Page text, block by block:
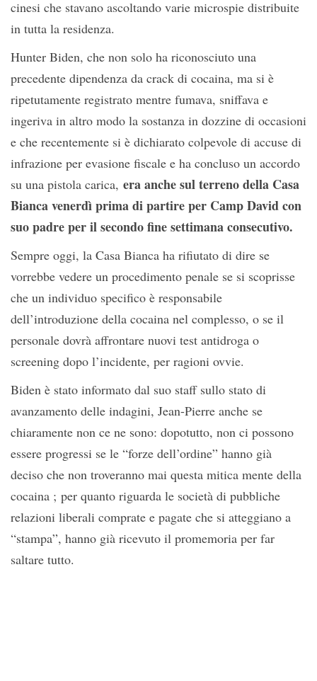
cinesi che stavano ascoltando varie microspie distribuite
in tutta la residenza.
Hunter Biden, che non solo ha riconosciuto una
precedente dipendenza da crack di cocaina, ma si è
ripetutamente registrato mentre fumava, sniffava e
ingeriva in altro modo la sostanza in dozzine di occasioni
e che recentemente si è dichiarato colpevole di accuse di
infrazione per evasione fiscale e ha concluso un accordo
su una pistola carica, era anche sul terreno della Casa
Bianca venerdì prima di partire per Camp David con
suo padre per il secondo fine settimana consecutivo.
Sempre oggi, la Casa Bianca ha rifiutato di dire se
vorrebbe vedere un procedimento penale se si scoprisse
che un individuo specifico è responsabile
dell’introduzione della cocaina nel complesso, o se il
personale dovrà affrontare nuovi test antidroga o
screening dopo l’incidente, per ragioni ovvie.
Biden è stato informato dal suo staff sullo stato di
avanzamento delle indagini, Jean-Pierre anche se
chiaramente non ce ne sono: dopotutto, non ci possono
essere progressi se le “forze dell’ordine” hanno già
deciso che non troveranno mai questa mitica mente della
cocaina ; per quanto riguarda le società di pubbliche
relazioni liberali comprate e pagate che si atteggiano a
“stampa”, hanno già ricevuto il promemoria per far
saltare tutto.